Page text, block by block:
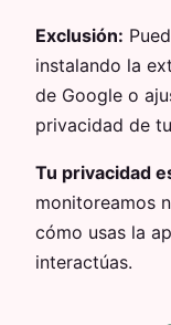
Exclusión:
instalando la
de Google o
privacidad de
Tu privacidad
monitoreamos
cómo usas la
interactúas.